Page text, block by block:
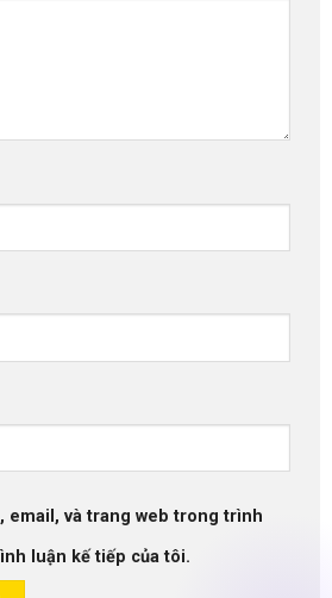
email, và trang web trong trình
luận kế tiếp của tôi.